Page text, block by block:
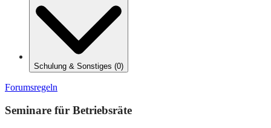
Schulung & Sonstiges (0)
Forumsregeln
Seminare für Betriebsräte